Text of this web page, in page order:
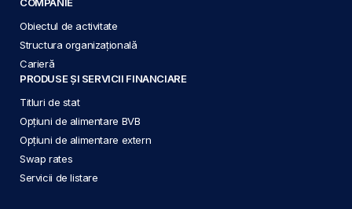
Obiectul de activitate
Structura organizațională
Carieră
PRODUSE ȘI SERVICII FINANCIARE
Titluri de stat
Opțiuni de alimentare BVB
Opțiuni de alimentare extern
Swap rates
Servicii de listare